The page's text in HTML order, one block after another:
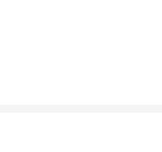
павильонов